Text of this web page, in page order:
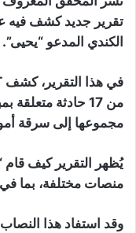
تقرير جديد كشف فيه
الكندي المدعو “يحيى”.
مجموعها إلى سرقة أموال تقدر
يُظهر التقرير كيف قام
منصات مختلفة، بما في
وقد استفاد هذا